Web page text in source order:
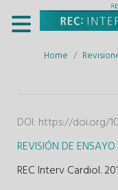
Home
DOI: https://doi.org/
REVISIÓN DE ENSAYO
REC Interv Cardiol.